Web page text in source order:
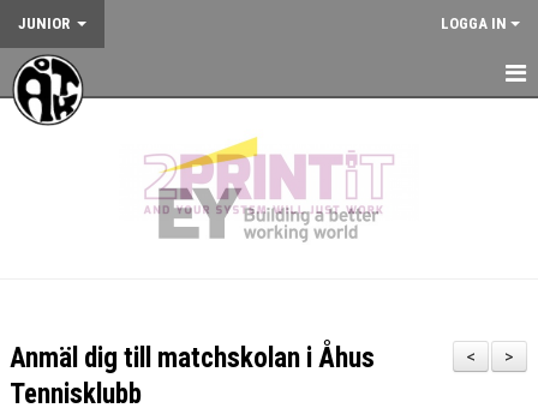
JUNIOR LOGGA IN
HEM
VÅRA TÄVLINGAR
>
<
Anmäl dig till matchskolan i Åhus
Tennisklubb